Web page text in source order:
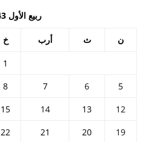
ربيع الأول 1443
ن ث أرب خ
1
5
6
7
8
12
13
14
15
19
20
21
22